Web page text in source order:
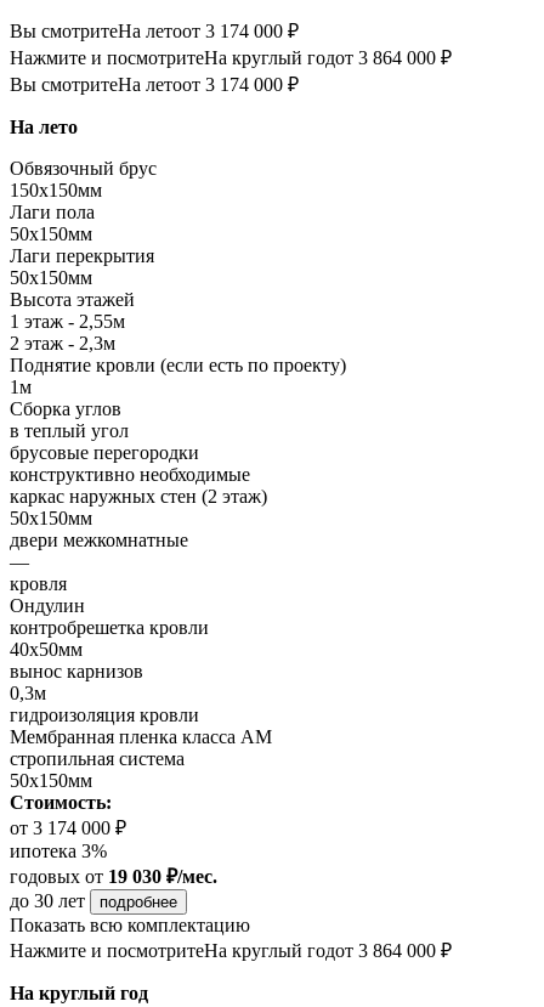
Вы смотритеНа летоот 3 174 000 ₽
Нажмите и посмотритеНа круглый годот 3 864 000 ₽
Вы смотритеНа летоот 3 174 000 ₽
На лето
Обвязочный брус
150х150мм
Лаги пола
50х150мм
Лаги перекрытия
50х150мм
Высота этажей
1 этаж - 2,55м
2 этаж - 2,3м
Поднятие кровли (если есть по проекту)
1м
Сборка углов
в теплый угол
брусовые перегородки
конструктивно необходимые
каркас наружных стен (2 этаж)
50х150мм
двери межкомнатные
—
кровля
Ондулин
контробрешетка кровли
40х50мм
вынос карнизов
0,3м
гидроизоляция кровли
Мембранная пленка класса АМ
стропильная система
50х150мм
Стоимость:
от 3 174 000 ₽
ипотека 3%
годовых от 19 030 ₽/мес.
до 30 лет
подробнее
Показать всю комплектацию
Нажмите и посмотритеНа круглый годот 3 864 000 ₽
На круглый год